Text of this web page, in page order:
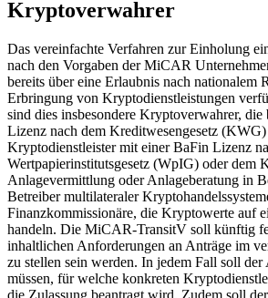
Kryptoverwahrer
Das vereinfachte Verfahren zur Einholung
nach den Vorgaben der MiCAR
bereits über eine Erlaubnis nach nationalem
Erbringung von Kryptodienstleistungen
sind dies insbesondere Kryptoverwahrer, die
Lizenz nach dem Kreditwesengesetz
Kryptodienstleister mit einer BaFin Lizenz
Wertpapierinstitutsgesetz (WpIG) oder dem
Anlagevermittlung oder Anlageberatung in
Betreiber multilateraler
Finanzkommissionäre, die Kryptowerte auf
handeln. Die MiCAR-TransitV soll künftig
inhaltlichen Anforderungen an Anträge im
zu stellen sein werden. In jedem Fall soll der
müssen, für welche konkreten
die Zulassung beantragt wird. Zudem soll